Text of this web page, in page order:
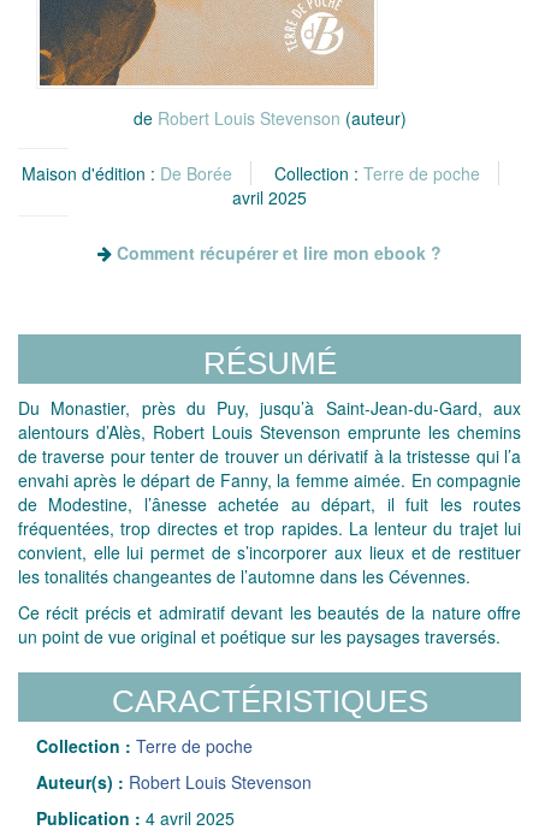
de Robert Louis Stevenson (auteur)
Maison d'édition : De Borée Collection : Terre de poche
avril 2025
Comment récupérer et lire mon ebook ?
RÉSUMÉ
Du Monastier, près du Puy, jusqu’à Saint-Jean-du-Gard, aux
alentours d’Alès, Robert Louis Stevenson emprunte les chemins
de traverse pour tenter de trouver un dérivatif à la tristesse qui l’a
envahi après le départ de Fanny, la femme aimée. En compagnie
de Modestine, l’ânesse achetée au départ, il fuit les routes
fréquentées, trop directes et trop rapides. La lenteur du trajet lui
convient, elle lui permet de s’incorporer aux lieux et de restituer
les tonalités changeantes de l’automne dans les Cévennes.
Ce récit précis et admiratif devant les beautés de la nature offre
un point de vue original et poétique sur les paysages traversés.
CARACTÉRISTIQUES
Collection : Terre de poche
Auteur(s) : Robert Louis Stevenson
Publication : 4 avril 2025